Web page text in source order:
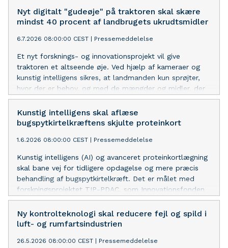
Nyt digitalt "gudeøje" på traktoren skal skære
mindst 40 procent af landbrugets ukrudtsmidler
6.7.2026 08:00:00 CEST Pressemeddelelse
Et nyt forsknings- og innovationsprojekt vil give
traktoren et altseende øje. Ved hjælp af kameraer og
kunstig intelligens sikres, at landmanden kun sprøjter,
hvor der er behov, og med de mængder og midler, der
er nødvendigt. Det kan reducere landbrugets
kemiforbrug markant til gavn for både biodiversitet og
økonomi. Innovationsfonden investerer 8,3 mio. kr. i
Kunstig intelligens skal aflæse
bugspytkirtelkræftens skjulte proteinkort
1.6.2026 08:00:00 CEST Pressemeddelelse
Kunstig intelligens (AI) og avanceret proteinkortlægning
skal bane vej for tidligere opdagelse og mere præcis
behandling af bugspytkirtelkræft. Det er målet med
forskningsprojektet TIP-PDAC, som Innovationsfonden
investerer 19,7 millioner kroner i. Projektet er ledet af
Resolute Bio (tidligere OmicVision) i København.
Ny kontrolteknologi skal reducere fejl og spild i
luft- og rumfartsindustrien
26.5.2026 08:00:00 CEST Pressemeddelelse